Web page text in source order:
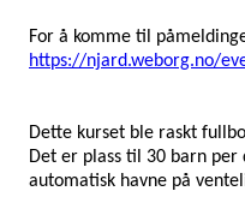
For å komme til
https://njard.weborg.no/
Dette kurset ble raskt
Det er plass til 30 barn
automatisk havne på